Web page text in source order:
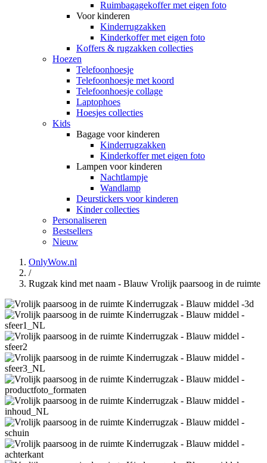
Ruimbagagekoffer met eigen foto
Voor kinderen
Kinderrugzakken
Kinderkoffer met eigen foto
Koffers & rugzakken collecties
Hoezen
Telefoonhoesje
Telefoonhoesje met koord
Telefoonhoesje collage
Laptophoes
Hoesjes collecties
Kids
Bagage voor kinderen
Kinderrugzakken
Kinderkoffer met eigen foto
Lampen voor kinderen
Nachtlampje
Wandlamp
Deurstickers voor kinderen
Kinder collecties
Personaliseren
Bestsellers
Nieuw
OnlyWow.nl
/
Rugzak kind met naam - Blauw Vrolijk paarsoog in de ruimte